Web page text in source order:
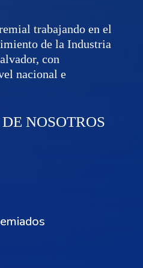
trabajando en el
de la Industria
con
nacional e
NOSOTROS